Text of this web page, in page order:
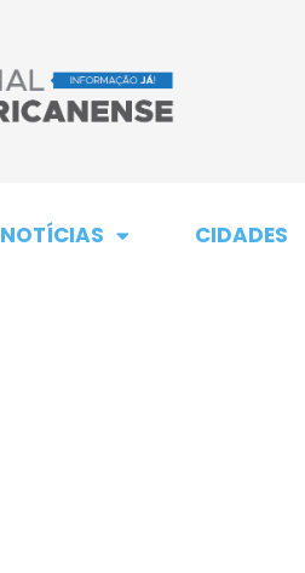
NOTÍCIAS CIDADES